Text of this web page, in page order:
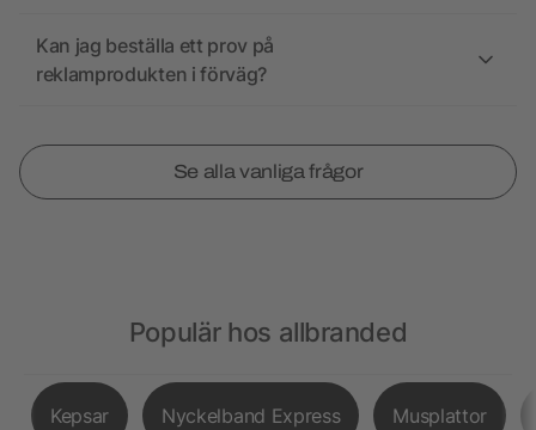
Kan jag beställa ett prov på
reklamprodukten i förväg?
Se alla vanliga frågor
Populär hos allbranded
Kepsar Nyckelband Express Musplattor